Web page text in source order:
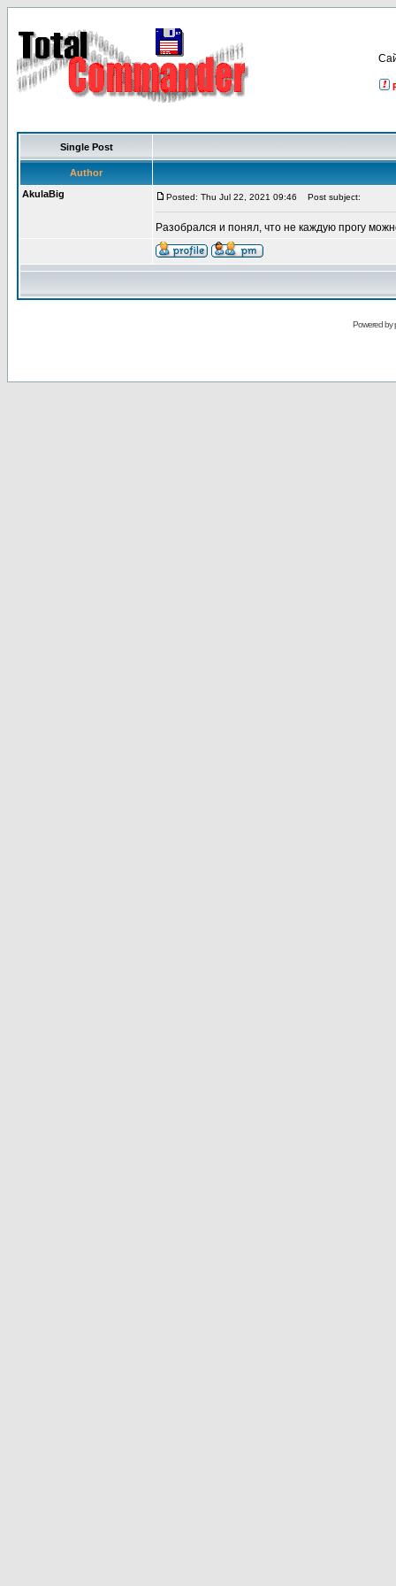
Single Post
Author
AkulaBig
Posted: Thu Jul 22, 2021 09:46 Post subject:
Разобрался и понял, что не каждую прогу
Powered by